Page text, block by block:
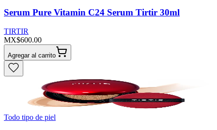
Serum Pure Vitamin C24 Serum Tirtir 30ml
TIRTIR
MX$600.00
Agregar al carrito
Todo tipo de piel